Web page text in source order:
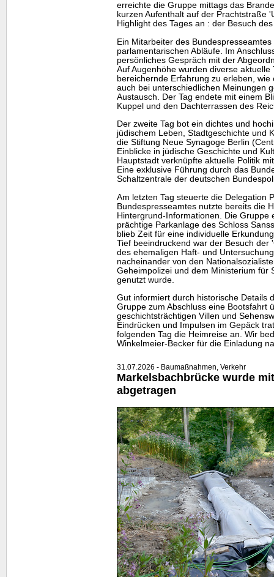
erreichte die Gruppe mittags das
kurzen Aufenthalt auf der Prachtstraße
Highlight des Tages an : der Besuch
Ein Mitarbeiter des
parlamentarischen Abläufe. Im
persönliches Gespräch mit der
Auf Augenhöhe wurden diverse
bereichernde Erfahrung zu erleben, wie
auch bei unterschiedlichen Meinungen
Austausch. Der Tag endete mit einem
Kuppel und den Dachterrassen des
Der zweite Tag bot ein dichtes und
jüdischem Leben, Stadtgeschichte und
die Stiftung Neue Synagoge Berlin
Einblicke in jüdische Geschichte und
Hauptstadt verknüpfte aktuelle Politik
Eine exklusive Führung durch das
Schaltzentrale der deutschen
Am letzten Tag steuerte die Delegation
Bundespresseamtes nutzte bereits die
Hintergrund-Informationen. Die Gruppe
prächtige Parkanlage des Schloss
blieb Zeit für eine individuelle
Tief beeindruckend war der Besuch der
des ehemaligen Haft- und
nacheinander von den
Geheimpolizei und dem Ministerium für
genutzt wurde.
Gut informiert durch historische Details
Gruppe zum Abschluss eine Bootsfahrt
geschichtsträchtigen Villen und
Eindrücken und Impulsen im Gepäck
folgenden Tag die Heimreise an. Wir
Winkelmeier-Becker für die Einladung
31.07.2026 - Baumaßnahmen, Verkehr
Markelsbachbrücke wurde
abgetragen